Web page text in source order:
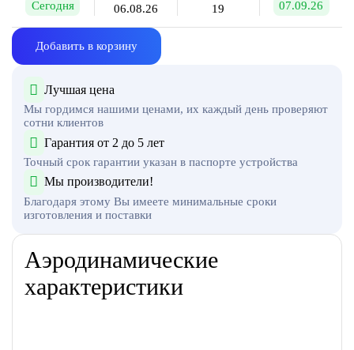
Сегодня 06.08.26 19 07.09.26
Добавить в корзину
Лучшая цена
Мы гордимся нашими ценами, их каждый день проверяют
сотни клиентов
Гарантия от 2 до 5 лет
Точный срок гарантии указан в паспорте устройства
Мы производители!
Благодаря этому Вы имеете минимальные сроки
изготовления и поставки
Аэродинамические
характеристики